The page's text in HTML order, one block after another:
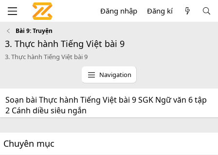
Đăng nhập Đăng kí
Bài 9: Truyện
3. Thực hành Tiếng Việt bài 9
3. Thực hành Tiếng Việt bài 9
Navigation
Soạn bài Thực hành Tiếng Việt bài 9 SGK Ngữ văn 6 tập
2 Cánh diều siêu ngắn
Chuyên mục